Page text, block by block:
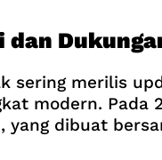
dan
sering merilis
modern. Pada
yang dibuat